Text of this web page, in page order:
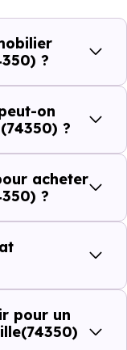
de biens les
dispose de
médicales et 2
du quotidien
pour habiter
à Allonzier-la-
les repères de
à Allonzier-la-
?
on
?
acheter
?
pour un